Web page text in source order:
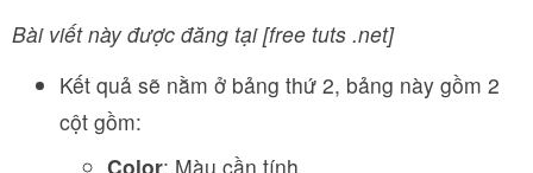
Bài viết này được đăng tại [free tuts .net]
Kết quả sẽ nằm ở bảng thứ 2, bảng này gồm 2
cột gồm:
Color: Màu cần tính